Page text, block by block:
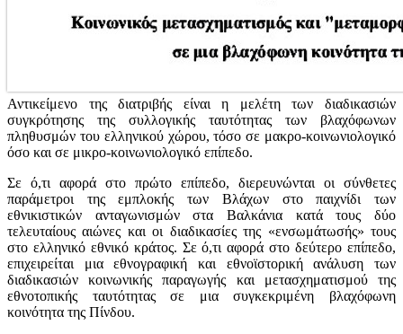
Αντικείμενο της διατριβής είναι η μελέτη των διαδικασιών
συγκρότησης της συλλογικής ταυτότητας των βλαχόφωνων
πληθυσμών του ελληνικού χώρου, τόσο σε μακρο-κοινωνιολογικό
όσο και σε μικρο-κοινωνιολογικό επίπεδο.
Σε ό,τι αφορά στο πρώτο επίπεδο, διερευνώνται οι σύνθετες
παράμετροι της εμπλοκής των Βλάχων στο παιχνίδι των
εθνικιστικών ανταγωνισμών στα Βαλκάνια κατά τους δύο
τελευταίους αιώνες και οι διαδικασίες της «ενσωμάτωσής» τους
στο ελληνικό εθνικό κράτος. Σε ό,τι αφορά στο δεύτερο επίπεδο,
επιχειρείται μια εθνογραφική και εθνοϊστορική ανάλυση των
διαδικασιών κοινωνικής παραγωγής και μετασχηματισμού της
εθνοτοπικής ταυτότητας σε μια συγκεκριμένη βλαχόφωνη
κοινότητα της Πίνδου.